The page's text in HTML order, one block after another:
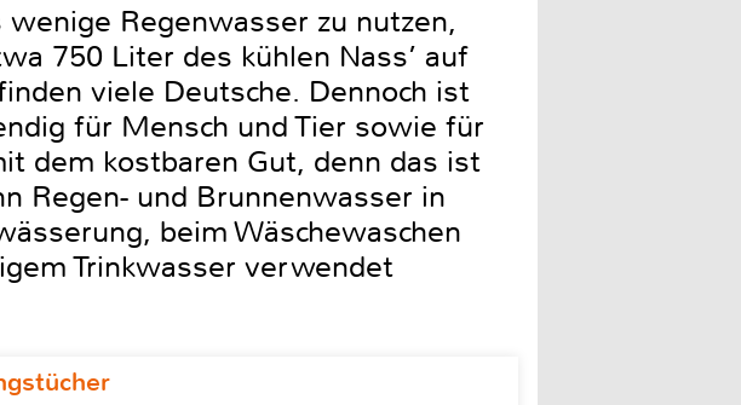
Regenwasser zu nutzen,
750 Liter des kühlen Nass’ auf
viele Deutsche. Dennoch ist
für Mensch und Tier sowie für
dem kostbaren Gut, denn das ist
Regen- und Brunnenwasser in
beim Wäschewaschen
Trinkwasser verwendet